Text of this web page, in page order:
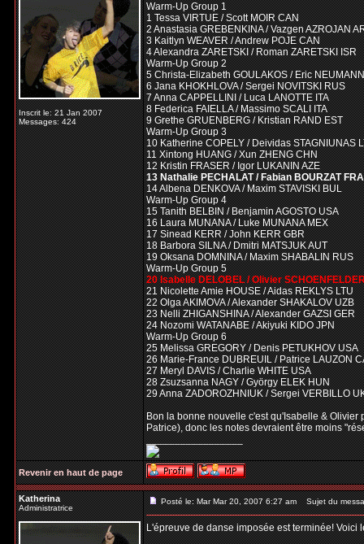
Inscrit le: 21 Jan 2007
Messages: 424
Warm-Up Group 1
1 Tessa VIRTUE / Scott MOIR CAN
2 Anastasia GREBENKINA / Vazgen AZROJAN
3 Kaitlyn WEAVER / Andrew POJE CAN
4 Alexandra ZARETSKI / Roman ZARETSKI ISR
Warm-Up Group 2
5 Christa-Elizabeth GOULAKOS / Eric
6 Jana KHOKHLOVA / Sergei NOVITSKI RUS
7 Anna CAPPELLINI / Luca LANOTTE ITA
8 Federica FAIELLA / Massimo SCALI ITA
9 Grethe GRUENBERG / Kristian RAND EST
Warm-Up Group 3
10 Katherine COPELY / Deividas STAGNIUNAS
11 Xintong HUANG / Xun ZHENG CHN
12 Kristin FRASER / Igor LUKANIN AZE
13 Nathalie PECHALAT / Fabian BOURZAT FRA
14 Albena DENKOVA / Maxim STAVISKI BUL
Warm-Up Group 4
15 Tanith BELBIN / Benjamin AGOSTO USA
16 Laura MUNANA / Luke MUNANA MEX
17 Sinead KERR / John KERR GBR
18 Barbora SILNA / Dmitri MATSJUK AUT
19 Oksana DOMNINA / Maxim SHABALIN RUS
Warm-Up Group 5
20 Isabelle DELOBEL / Olivier
21 Nicolette Amie HOUSE / Aidas REKLYS LTU
22 Olga AKIMOVA / Alexander SHAKALOV UZB
23 Nelli ZHIGANSHINA / Alexander GAZSI GER
24 Nozomi WATANABE / Akiyuki KIDO JPN
Warm-Up Group 6
25 Melissa GREGORY / Denis PETUKHOV USA
26 Marie-France DUBREUIL / Patrice LAUZON
27 Meryl DAVIS / Charlie WHITE USA
28 Zsuzsanna NAGY / György ELEK HUN
29 Anna ZADOROZHNIUK / Sergei VERBILLO
Bon la bonne nouvelle c'est qu'Isabelle &
Patrice), donc les notes devraient être moins
_________________
Revenir en haut de page
Katherina
Administratrice
Posté le: Mar Mar 20, 2007 6:27 am Sujet du
L'épreuve de danse imposée est terminée! Voici